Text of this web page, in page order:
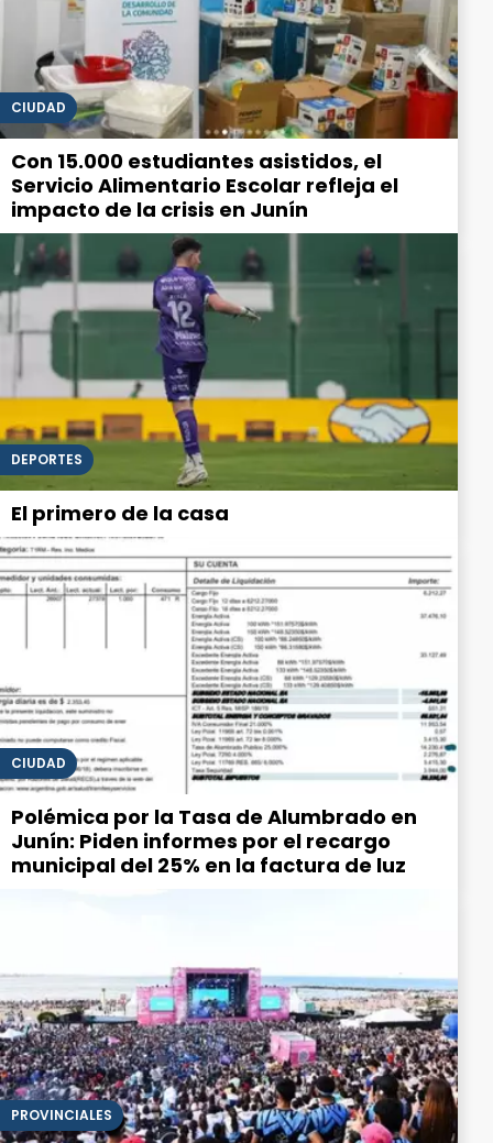
CIUDAD
Con 15.000 estudiantes asistidos, el
Servicio Alimentario Escolar refleja el
impacto de la crisis en Junín
DEPORTES
El primero de la casa
CIUDAD
Polémica por la Tasa de Alumbrado en
Junín: Piden informes por el recargo
municipal del 25% en la factura de luz
PROVINCIALES